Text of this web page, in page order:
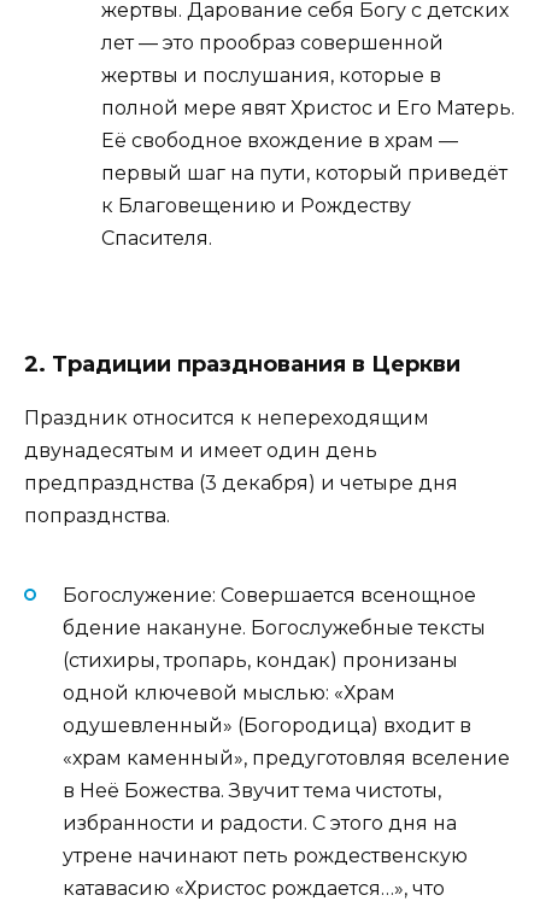
жертвы. Дарование себя Богу с детских
лет — это прообраз совершенной
жертвы и послушания, которые в
полной мере явят Христос и Его Матерь.
Её свободное вхождение в храм —
первый шаг на пути, который приведёт
к Благовещению и Рождеству
Спасителя.
2. Традиции празднования в Церкви
Праздник относится к непереходящим
двунадесятым и имеет один день
предпразднства (3 декабря) и четыре дня
попразднства.
Богослужение: Совершается всенощное
бдение накануне. Богослужебные тексты
(стихиры, тропарь, кондак) пронизаны
одной ключевой мыслью: «Храм
одушевленный» (Богородица) входит в
«храм каменный», предуготовляя вселение
в Неё Божества. Звучит тема чистоты,
избранности и радости. С этого дня на
утрене начинают петь рождественскую
катавасию «Христос рождается…», что